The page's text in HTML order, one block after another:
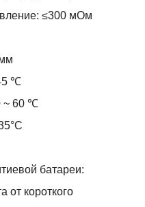
≤300 мОм
℃
~ 60 ℃
батареи:
от короткого